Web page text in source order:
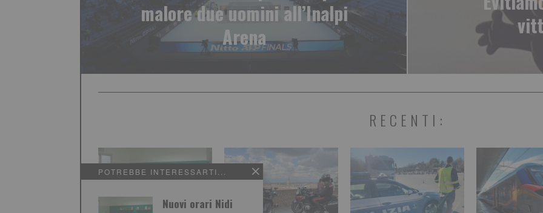
POTREBBE INTERESSARTI...
Nuovi orari Nidi
malore due uomini all’Inalpi
Arena
RECENTI: